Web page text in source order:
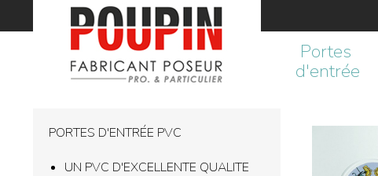
Accueil
Portes
d'entrée
PORTES D'ENTRÉE PVC
UN PVC D'EXCELLENTE QUALITE